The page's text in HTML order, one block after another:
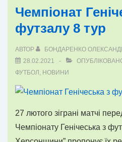
Чемпіонат
футзалу 8 тур
АВТОР БОНДАРЕНКО
28.02.2021
ФУТБОЛ НОВИНИ
27 лютого зіграні матчі
Чемпіонату Генічеська з